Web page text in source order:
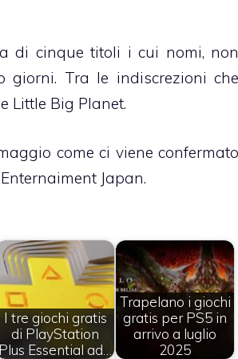
di cinque titoli i cui nomi, non
giorni. Tra le indiscrezioni che
Little Big Planet.
come ci viene confermato
Japan.
I tre giochi gratis
di PlayStation
Plus Essential ad…
Trapelano i giochi
gratis per PS5 in
arrivo a luglio
2025